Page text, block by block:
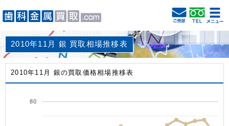
2010年11月 銀 買取相場推移表
2010年11月 銀の買取価格相場推移表
80